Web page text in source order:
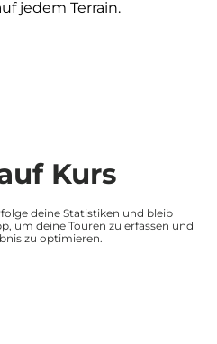
jedem Terrain.
Kurs
deine Statistiken und bleib
um deine Touren zu erfassen und
zu optimieren.